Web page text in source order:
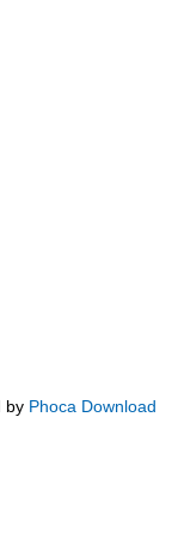
by Phoca Download